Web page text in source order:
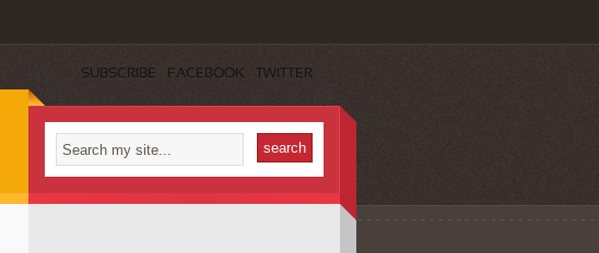
SUBSCRIBE FACEBOOK TWITTER